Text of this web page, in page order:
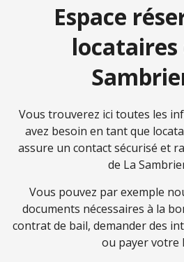
Espace
locataires
Vous trouverez ici toutes les
avez besoin en tant que
assure un contact sécurisé et
de La
Vous pouvez par exemple
documents nécessaires à la
contrat de bail, demander des
ou payer votre